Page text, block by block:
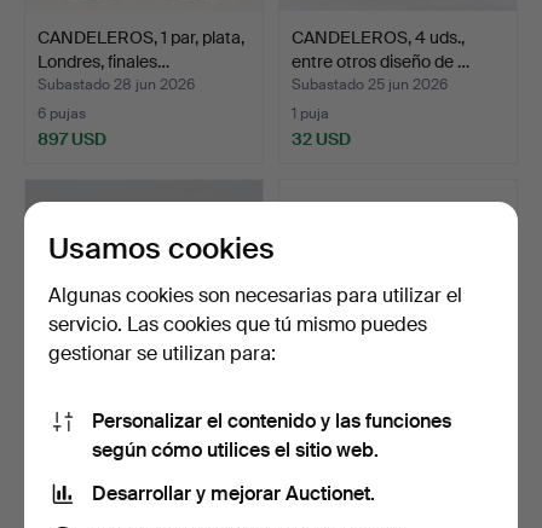
CANDELEROS, 1 par, plata,
Londres, finales…
Subastado 28 jun 2026
6 pujas
897 USD
CANDELEROS, 4 uds.,
entre otros diseño de …
Subastado 25 jun 2026
1 puja
32 USD
PORTAVELAS DE
ÁNGELES, 2 uds.,
cerámica, L…
Subastado 25 jun 2026
LARS SKOGLUND.
tallada…
Subastado 23 jun 2026
Usamos cookies
Algunas cookies son necesarias para utilizar el
servicio. Las cookies que tú mismo puedes
gestionar se utilizan para:
Personalizar el contenido y las funciones
según cómo utilices el sitio web.
Desarrollar y mejorar Auctionet.